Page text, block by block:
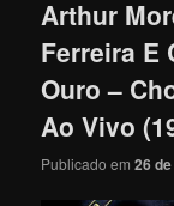
Arthur
Ferreira E
Ouro –
Ao Vivo
Publicado em26